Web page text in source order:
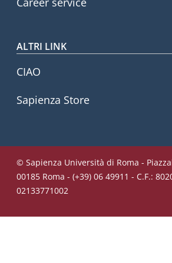
ALTRI LINK
CIAO
Sapienza Store
© Sapienza Università di Roma -
00185 Roma - (+39) 06 49911 - C.F.:
02133771002